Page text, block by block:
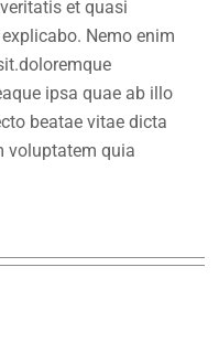
et quasi
Nemo enim
ipsa quae ab illo
beatae vitae dicta
voluptatem quia